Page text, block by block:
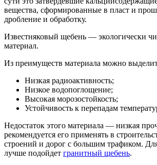
вещества, сформированные в пласт и
дробление и обработку.
Известняковый щебень — экологически
материал.
Из преимуществ материала можно
Низкая радиоактивность;
Низкое водопоглощение;
Высокая морозостойкость;
Устойчивость к перепадам
Недостаток этого материала — низкая
рекомендуется его применять в
строений и дорог с большим трафиком.
лучше подойдет гранитный щебень.